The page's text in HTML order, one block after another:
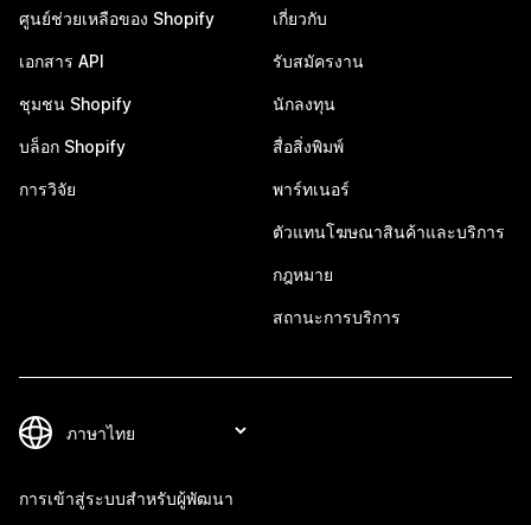
ศูนย์ช่วยเหลือของ Shopify
เอกสาร API
ชุมชน Shopify
บล็อก Shopify
การวิจัย
เกี่ยวกับ
รับสมัครงาน
นักลงทุน
สื่อสิ่งพิมพ์
พาร์ทเนอร์
ตัวแทนโฆษณาสินค้าและบริการ
กฎหมาย
สถานะการบริการ
การเข้าสู่ระบบสำหรับผู้พัฒนา